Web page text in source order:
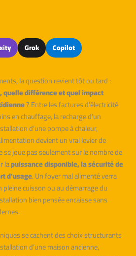
Grok Copilot
la question revient tôt ou tard :
quelle différence et quel impact
? Entre les factures d’électricité
en chauffage, la recharge d’un
d’une pompe à chaleur,
devient un vrai levier de
se joue pas seulement sur le nombre de
lapuissance disponible, la sécurité de
d’usage. Un foyer mal alimenté verra
cuisson ou au démarrage du
bien pensée encaisse sans
se cachent des choix structurants
d’une maison ancienne,